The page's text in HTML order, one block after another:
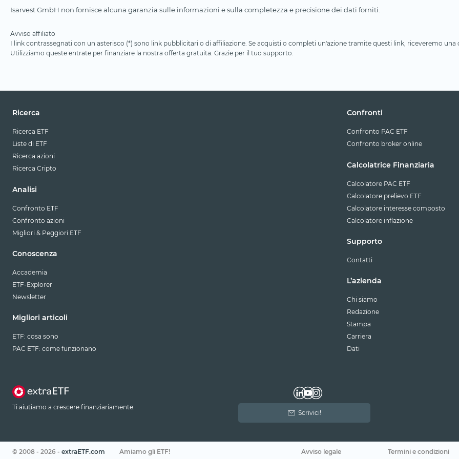
Isarvest GmbH non fornisce alcuna garanzia sulle informazioni e sulla completezza e precisione dei dati forniti.
Avviso affiliato
I link contrassegnati con un asterisco (*) sono link pubblicitari o di affiliazione. Se acquisti o completi un'azione tramite questi link, riceveremo
Utilizziamo queste entrate per finanziare la nostra offerta gratuita. Grazie per il tuo supporto.
Ricerca
Ricerca ETF
Liste di ETF
Ricerca azioni
Ricerca Cripto
Analisi
Confronto ETF
Confronto azioni
Migliori & Peggiori ETF
Conoscenza
Accademia
ETF-Explorer
Newsletter
Migliori articoli
ETF: cosa sono
PAC ETF: come funzionano
Confronti
Confronto PAC ETF
Confronto broker online
Calcolatrice Finanziaria
Calcolatore PAC ETF
Calcolatore prelievo ETF
Calcolatore interesse composto
Calcolatore inflazione
Supporto
Contatti
L’azienda
Chi siamo
Redazione
Stampa
Carriera
Dati
Ti aiutiamo a crescere finanziariamente.
Scrivici!
Avviso legale Termini e condizioni
© 2008 - 2026 - extraETF.com Amiamo gli ETF!